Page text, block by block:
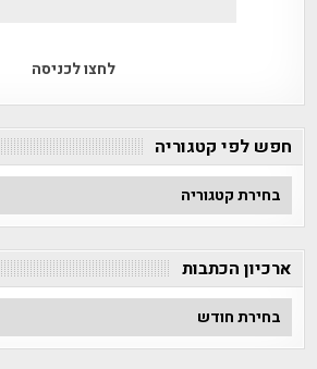
לחצו לכניסה
חפש לפי קטגוריה
חפש
לפי
ארכיון הכתבות
ארכיון
הכתבות